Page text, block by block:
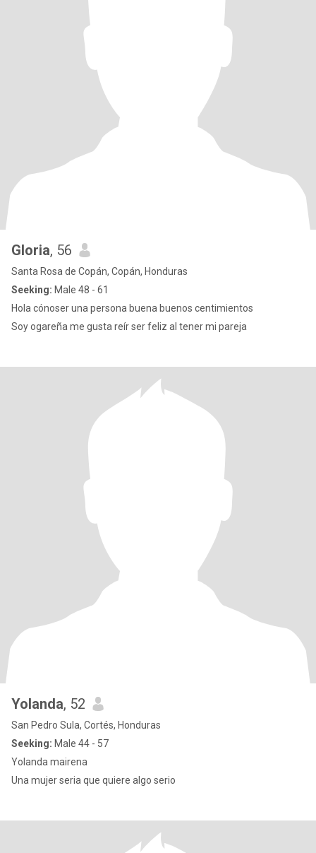
Gloria, 56
Santa Rosa de Copán, Copán, Honduras
Seeking: Male 48 - 61
Hola cónoser una persona buena buenos centimientos
Soy ogareña me gusta reír ser feliz al tener mi pareja
Yolanda, 52
San Pedro Sula, Cortés, Honduras
Seeking: Male 44 - 57
Yolanda mairena
Una mujer seria que quiere algo serio